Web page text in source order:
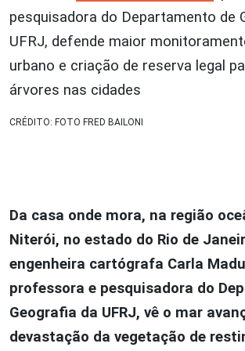
pesquisadora do Departamento de
UFRJ, defende maior
urbano e criação de reserva legal
árvores nas cidades
CRÉDITO: FOTO FRED BAILONI
Da casa onde mora, na região
Niterói, no estado do Rio de
engenheira cartógrafa Carla
professora e pesquisadora do
Geografia da UFRJ, vê o mar
devastação da vegetação de